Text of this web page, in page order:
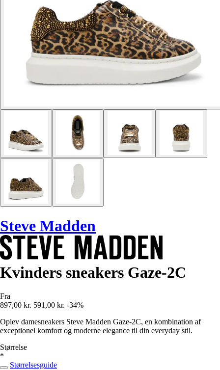
Steve Madden
Kvinders sneakers Gaze-2C
Fra
897,00 kr. 591,00 kr. -34%
Oplev damesneakers Steve Madden Gaze-2C, en kombination af
exceptionel komfort og moderne elegance til din everyday stil.
Størrelse
*
Størrelsesguide